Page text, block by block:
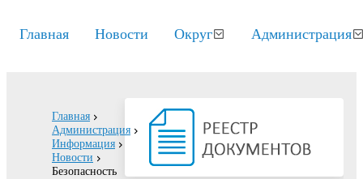
Главная Новости Округ Администрация
Главная
Администрация
Информация
Новости
Безопасность